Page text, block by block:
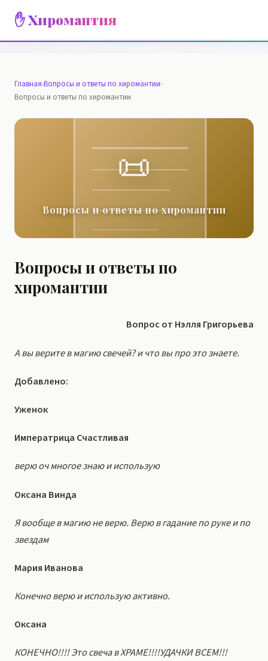
✋ Хиромантия
Главная›Вопросы и ответы по хиромантии›
Вопросы и ответы по хиромантии
📜
Вопросы и ответы по хиромантии
Вопросы и ответы по
хиромантии
Вопрос от Нэлля Григорьева
А вы верите в магию свечей? и что вы про это знаете.
Добавлено:
Уженок
Императрица Счастливая
верю оч многое знаю и использую
Оксана Винда
Я вообще в магию не верю. Верю в гадание по руке и по
звездам
Мария Иванова
Конечно верю и использую активно.
Оксана
КОНЕЧНО!!!! Это свеча в ХРАМЕ!!!!УДАЧКИ ВСЕМ!!!